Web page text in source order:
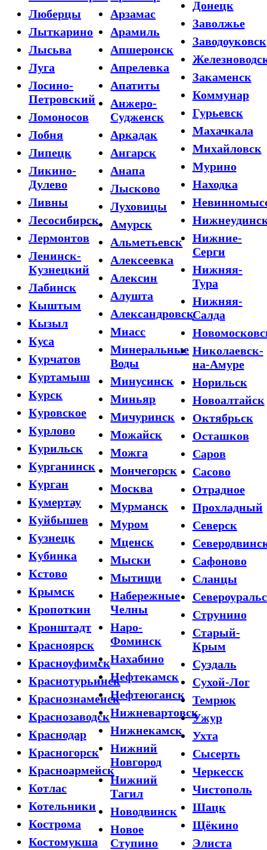
Люберцы
Лыткарино
Лысьва
Луга
Лосино-
Петровский
Ломоносов
Лобня
Липецк
Ликино-
Дулево
Ливны
Лесосибирск
Лермонтов
Ленинск-
Кузнецкий
Лабинск
Кыштым
Кызыл
Куса
Курчатов
Куртамыш
Курск
Куровское
Курлово
Курильск
Курганинск
Курган
Кумертау
Куйбышев
Кузнецк
Кубинка
Кстово
Крымск
Кропоткин
Кронштадт
Красноярск
Красноуфимск
Краснотурьинск
Краснознаменск
Краснозаводск
Краснодар
Красногорск
Красноармейск
Котлас
Котельники
Кострома
Костомукша
Арзамас
Арамиль
Апшеронск
Апрелевка
Апатиты
Анжеро-
Судженск
Аркадак
Ангарск
Анапа
Лысково
Луховицы
Амурск
Альметьевск
Алексеевка
Алексин
Алушта
Александровск
Миасс
Минеральные
Воды
Минусинск
Миньяр
Мичуринск
Можайск
Можга
Мончегорск
Москва
Мурманск
Муром
Мценск
Мыски
Мытищи
Набережные
Челны
Наро-
Фоминск
Нахабино
Нефтекамск
Нефтеюганск
Нижневартовск
Нижнекамск
Нижний
Новгород
Нижний
Тагил
Новодвинск
Новое
Ступино
Донецк
Заволжье
Заводоуковск
Закаменск
Коммунар
Гурьевск
Махачкала
Михайловск
Мурино
Находка
Нижние-
Серги
Нижняя-
Тура
Нижняя-
Салда
Николаевск-
на-Амуре
Норильск
Новоалтайск
Октябрьск
Осташков
Саров
Сасово
Отрадное
Прохладный
Северск
Сафоново
Сланцы
Струнино
Старый-
Крым
Суздаль
Сухой-Лог
Темрюк
Ужур
Ухта
Сысерть
Черкесск
Чистополь
Шацк
Щёкино
Элиста